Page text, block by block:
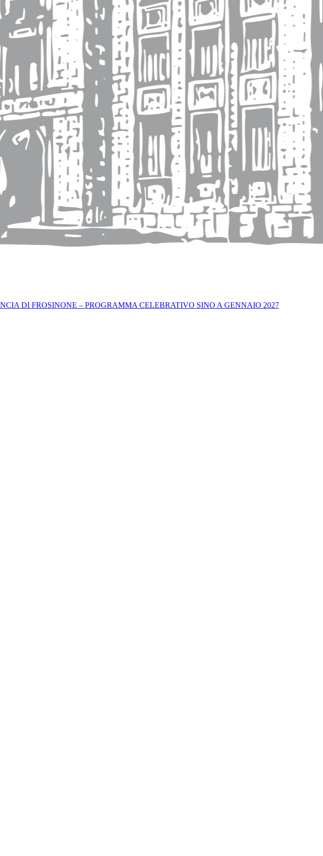
DI FROSINONE – PROGRAMMA CELEBRATIVO SINO A GENNAIO 2027